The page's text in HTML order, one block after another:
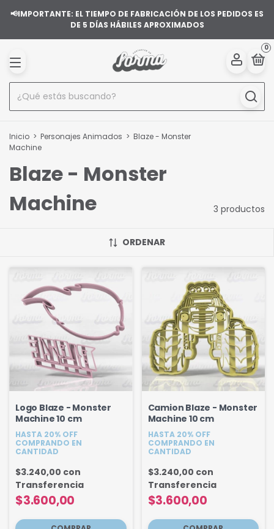
📢IMPORTANTE: EL TIEMPO DE FABRICACIÓN DE LOS PEDIDOS ES
DE 5 DÍAS HÁBILES APROXIMADOS
0
Inicio > Personajes Animados > Blaze - Monster
Machine
Blaze - Monster
Machine
3 productos
ORDENAR
Logo Blaze - Monster
Machine 10 cm
HASTA 20% OFF
COMPRANDO EN
CANTIDAD
$3.600,00
$3.240,00 con
Transferencia
Camion Blaze - Monster
Machine 10 cm
HASTA 20% OFF
COMPRANDO EN
CANTIDAD
$3.600,00
$3.240,00 con
Transferencia